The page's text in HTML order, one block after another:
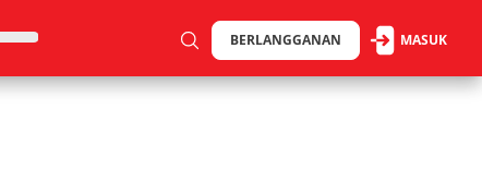
BERLANGGANAN MASUK